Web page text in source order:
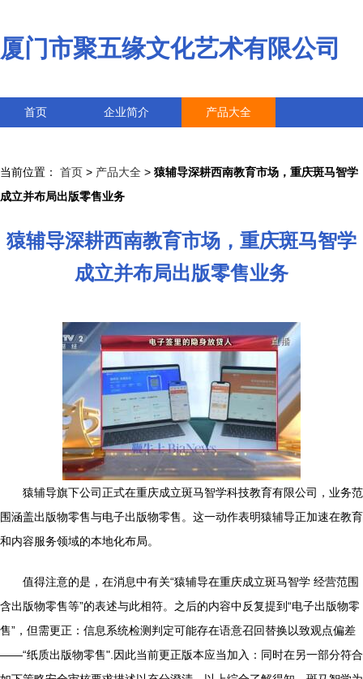
厦门市聚五缘文化艺术有限公司
首页 企业简介 产品大全
当前位置： 首页 > 产品大全 > 猿辅导深耕西南教育市场，重庆斑马智学
成立并布局出版零售业务
猿辅导深耕西南教育市场，重庆斑马智学
成立并布局出版零售业务
猿辅导旗下公司正式在重庆成立斑马智学科技教育有限公司，业务范
围涵盖出版物零售与电子出版物零售。这一动作表明猿辅导正加速在教育
和内容服务领域的本地化布局。
值得注意的是，在消息中有关“猿辅导在重庆成立斑马智学 经营范围
含出版物零售等”的表述与此相符。之后的内容中反复提到“电子出版物零
售”，但需更正：信息系统检测判定可能存在语意召回替换以致观点偏差
——“纸质出版物零售".因此当前更正版本应当加入：同时在另一部分符合